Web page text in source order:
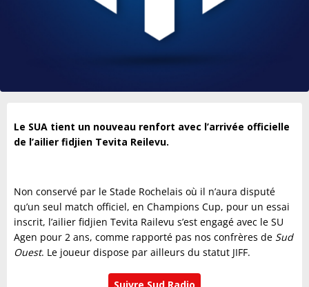
Le SUA tient un nouveau renfort avec l’arrivée officielle
de l’ailier fidjien Tevita Reilevu.
Non conservé par le Stade Rochelais où il n’aura disputé
qu’un seul match officiel, en Champions Cup, pour un essai
inscrit, l’ailier fidjien Tevita Railevu s’est engagé avec le SU
Agen pour 2 ans, comme rapporté pas nos confrères de Sud
Ouest. Le joueur dispose par ailleurs du statut JIFF.